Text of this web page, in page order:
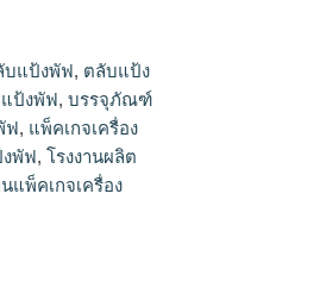
บแป้งพัฟ, ตลับแป้ง
ป้งพัฟ,บรรจุภัณฑ์
ฟ, แพ็คเกจเครื่อง
งพัฟ,โรงงานผลิต
นแพ็คเกจเครื่อง